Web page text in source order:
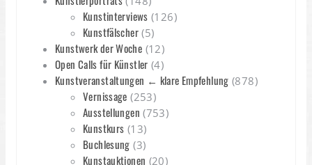
Kunstinterviews (126)
Kunstfälscher(5)
Kunstwerk der Woche (12)
Open Calls für Künstler (4)
Kunstveranstaltungen ← klare Empfehlung (878)
Vernissage (253)
Ausstellungen (753)
Kunstkurs (13)
Buchlesung (3)
Kunstauktionen (20)